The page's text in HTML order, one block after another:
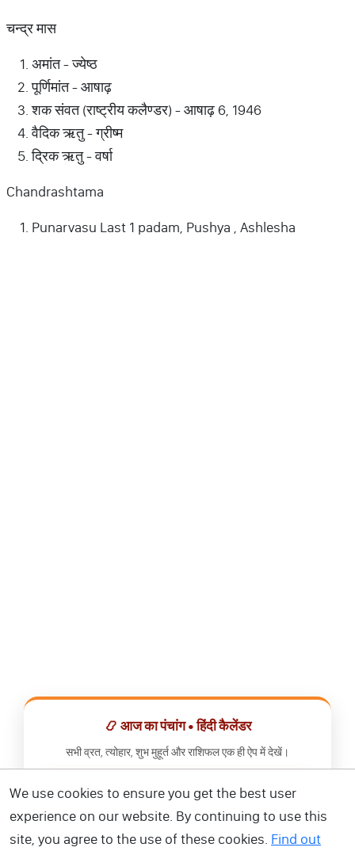
चन्द्र मास
अमांत - ज्येष्ठ
पूर्णिमांत - आषाढ़
शक संवत (राष्ट्रीय कलैण्डर) - आषाढ़ 6, 1946
वैदिक ऋतु - ग्रीष्म
द्रिक ऋतु - वर्षा
Chandrashtama
Punarvasu Last 1 padam, Pushya , Ashlesha
📿 आज का पंचांग • हिंदी कैलेंडर
सभी व्रत, त्योहार, शुभ मुहूर्त और राशिफल एक ही ऐप में देखें।
📅 हिंदी कैलेंडर ऐप डाउनलोड करें
We use cookies to ensure you get the best user
experience on our website. By continuing to use this
site, you agree to the use of these cookies. Find out